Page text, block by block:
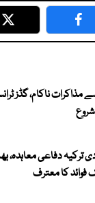
Twitter
ناکام، گڈز
شروع
ترکیہ دفاعی معاہدہ،
فوائد کا معترف